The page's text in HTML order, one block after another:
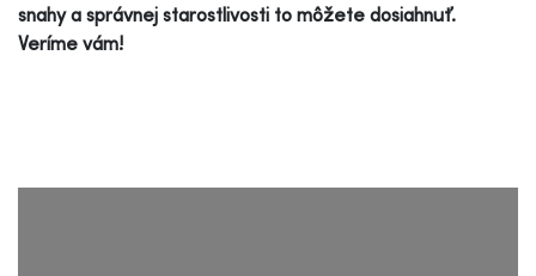
snahy a správnej starostlivosti to môžete dosiahnuť.
Veríme vám!